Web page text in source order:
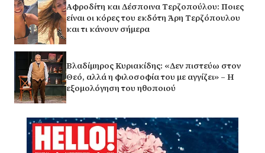
Αφροδίτη και Δέσποινα Τερζοπούλου: Ποιες
είναι οι κόρες του εκδότη Άρη Τερζόπουλου
και τι κάνουν σήμερα
Βλαδίμηρος Κυριακίδης: «Δεν πιστεύω στον
Θεό, αλλά η φιλοσοφία του με αγγίζει» – Η
εξομολόγηση του ηθοποιού